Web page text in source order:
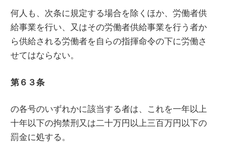
何人も、次条に規定する場合を除くほか、労働者供
給事業を行い、又はその労働者供給事業を行う者か
ら供給される労働者を自らの指揮命令の下に労働さ
せてはならない。
第６３条
の各号のいずれかに該当する者は、これを一年以上
十年以下の拘禁刑又は二十万円以上三百万円以下の
罰金に処する。